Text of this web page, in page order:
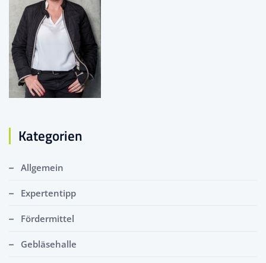
Kategorien
Allgemein
Expertentipp
Fördermittel
Gebläsehalle